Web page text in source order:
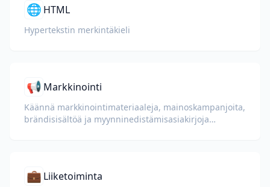
🌐 HTML
Hypertekstin merkintäkieli
📢 Markkinointi
Käännä markkinointimateriaaleja, mainoskampanjoita,
brändisisältöä ja myynninedistämisasiakirjoja
💼 Liiketoiminta